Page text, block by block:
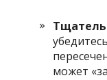
может